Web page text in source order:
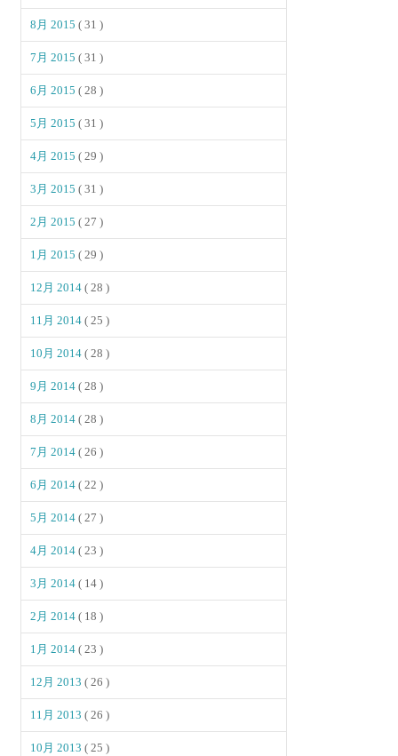
8月 2015( 31 )
7月 2015( 31 )
6月 2015( 28 )
5月 2015( 31 )
4月 2015( 29 )
3月 2015( 31 )
2月 2015( 27 )
1月 2015( 29 )
12月 2014( 28 )
11月 2014( 25 )
10月 2014( 28 )
9月 2014( 28 )
8月 2014( 28 )
7月 2014( 26 )
6月 2014( 22 )
5月 2014( 27 )
4月 2014( 23 )
3月 2014( 14 )
2月 2014( 18 )
1月 2014( 23 )
12月 2013( 26 )
11月 2013( 26 )
10月 2013( 25 )